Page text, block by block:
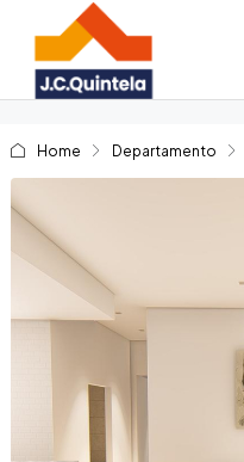
Home Departamento